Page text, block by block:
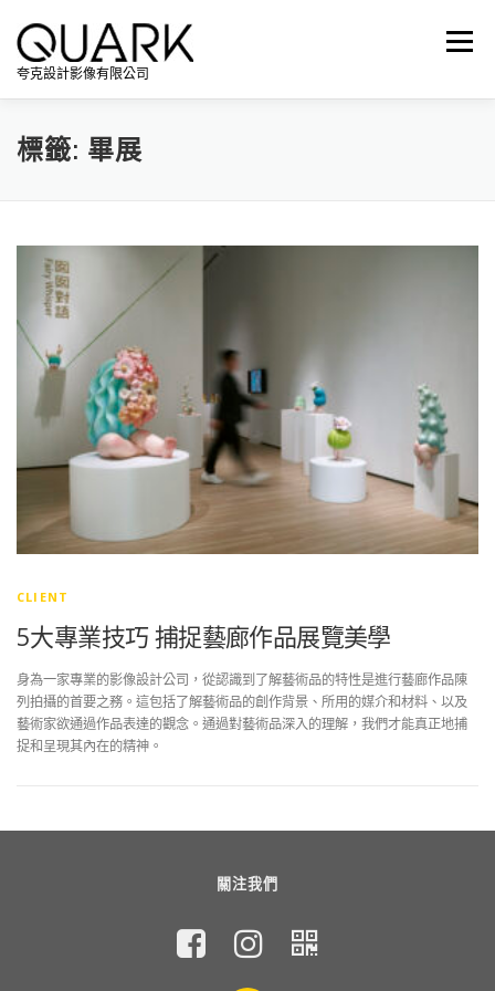
內
夸克設計影像有限公司
選單
標籤: 畢展
CLIENT
5大專業技巧 捕捉藝廊作品展覽美學
身為一家專業的影像設計公司，從認識到了解藝術品的特性是進行藝廊作品陳
列拍攝的首要之務。這包括了解藝術品的創作背景、所用的媒介和材料、以及
藝術家欲通過作品表達的觀念。通過對藝術品深入的理解，我們才能真正地捕
捉和呈現其內在的精神。
關注我們